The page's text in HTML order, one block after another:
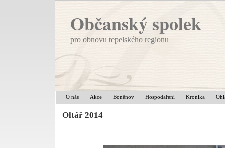
Občanský spolek
pro obnovu tepelského regionu
O nás Akce Boněnov Hospodaření Kronika
Oltář 2014